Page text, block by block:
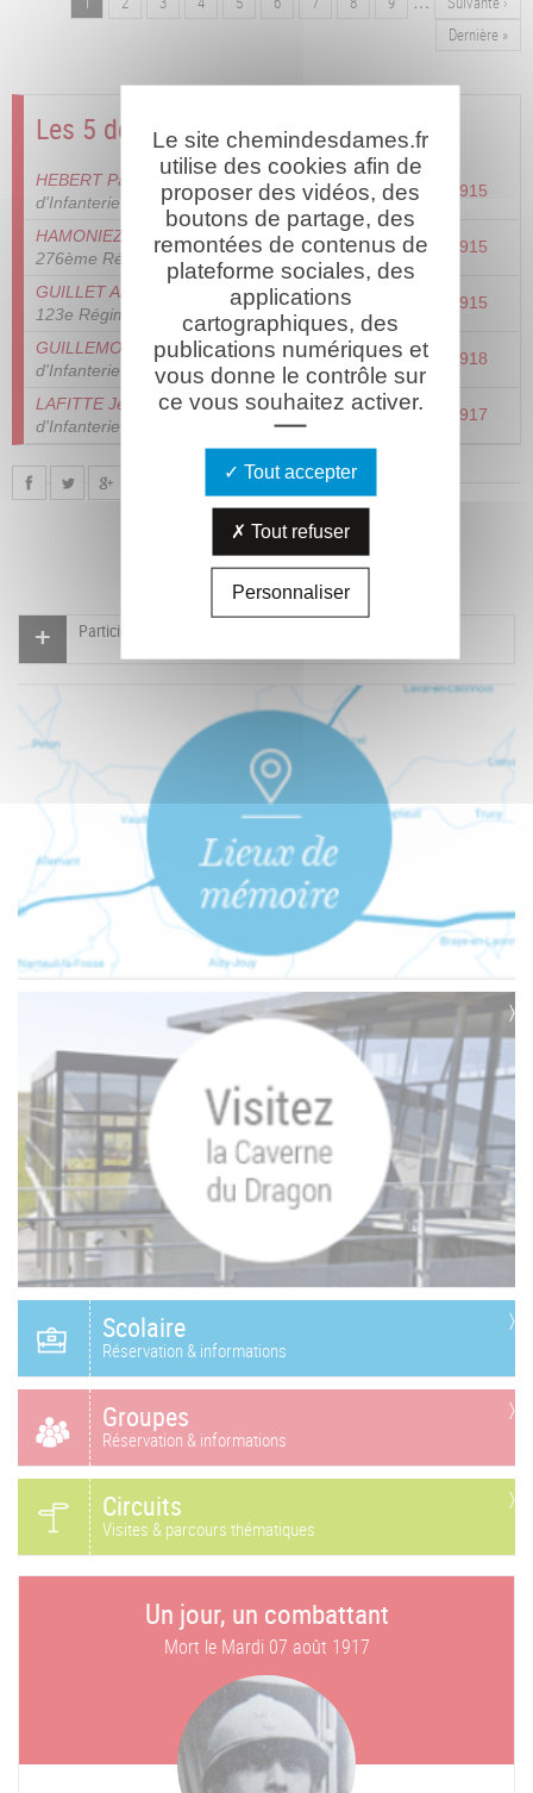
Pagination
Dernière
Dernière »
Les 5 derniers combattants
HEBERT Paul Albert
- 276ème Régiment
d'Infanterie
12/01/1915
HAMONIEZ Charles Marie Auguste
-
276ème Régiment d'Infanterie
12/01/1915
GUILLET Armand Henri Joseph Baptiste-
123e Régiment d'Infanterie
12/01/1915
GUILLEMOT Jean Sarmel- 30e Régiment
d'Infanterie
06/06/1918
LAFITTE Jean
- 234ème Régiment
d'Infanterie
14/07/1917
Participer à l'indexation du Mémorial virtuel
Scolaire
Réservation & informations
Groupes
Réservation & informations
Circuits
Visites & parcours thématiques
Un jour, un combattant
Mort le Mardi 07 août 1917
Le site chemindesdames.fr
utilise des cookies afin de
proposer des vidéos, des
boutons de partage, des
remontées de contenus de
plateforme sociales, des
applications
cartographiques, des
publications numériques et
vous donne le contrôle sur
ce vous souhaitez activer.
Tout accepter
Tout refuser
Personnaliser